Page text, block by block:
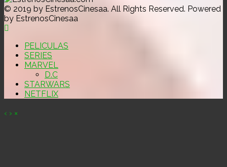
© 2019 by EstrenosCinesaa. All Rights Reserved. Powered
by EstrenosCinesaa
PELICULAS
SERIES
MARVEL
D.C
STARWARS
NETFLIX
‹ › ×